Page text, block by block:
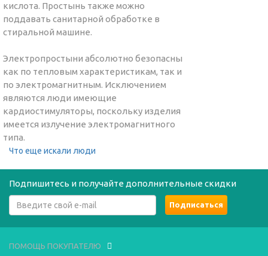
кислота. Простынь также можно
поддавать санитарной обработке в
стиральной машине.
Электропростыни абсолютно безопасны
как по тепловым характеристикам, так и
по электромагнитным. Исключением
являются люди имеющие
кардиостимуляторы, поскольку изделия
имеется излучение электромагнитного
типа.
Что еще искали люди
Подпишитесь и получайте дополнительные скидки
ПОМОЩЬ ПОКУПАТЕЛЮ